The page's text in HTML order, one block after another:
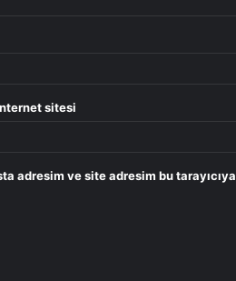
sitesi
adresim ve site adresim bu tarayıcıya